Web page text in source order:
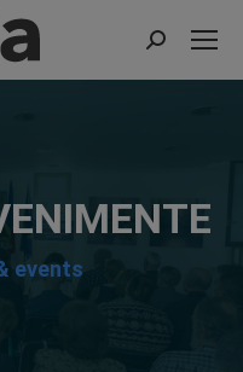
Search:
events